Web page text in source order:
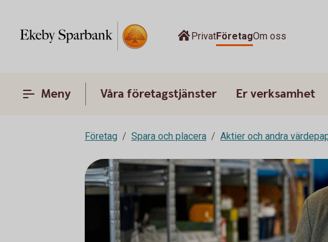
PrivatFöretagOm oss
Meny Våra företagstjänster Er verksamhet
Företag Spara och placera Aktier och andra